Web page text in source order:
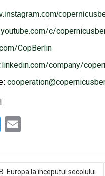
c/
CopBerlin
company/
T
Europa la începutul secolului